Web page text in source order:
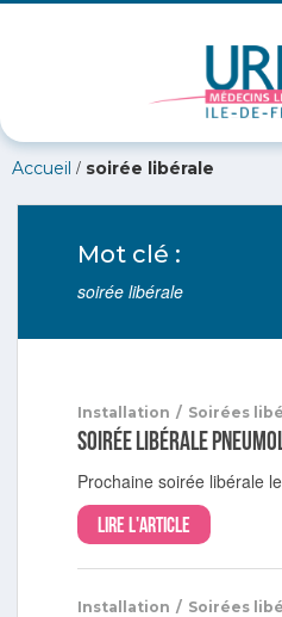
Accueil / soirée libérale
Mot clé :
soirée libérale
Installation / Soirées
Soirée libérale
Prochaine soirée libérale
Lire l'article
Installation / Soirées